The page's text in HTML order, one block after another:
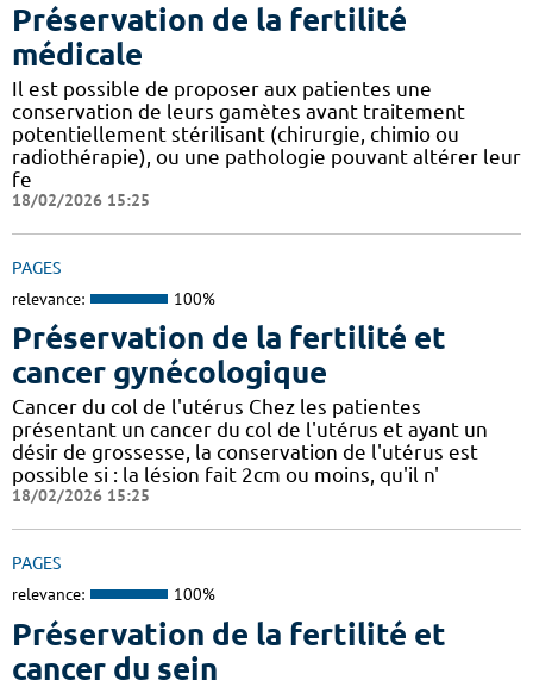
Préservation de la fertilité
médicale
Il est possible de proposer aux patientes une
conservation de leurs gamètes avant traitement
potentiellement stérilisant (chirurgie, chimio ou
radiothérapie), ou une pathologie pouvant altérer leur
fe
18/02/2026 15:25
PAGES
relevance: 100%
Préservation de la fertilité et
cancer gynécologique
Cancer du col de l'utérus Chez les patientes
présentant un cancer du col de l'utérus et ayant un
désir de grossesse, la conservation de l'utérus est
possible si : la lésion fait 2cm ou moins, qu'il n'
18/02/2026 15:25
PAGES
relevance: 100%
Préservation de la fertilité et
cancer du sein